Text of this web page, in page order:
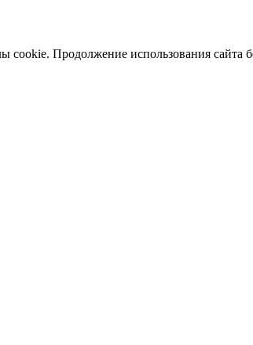
Продолжение использования сайта